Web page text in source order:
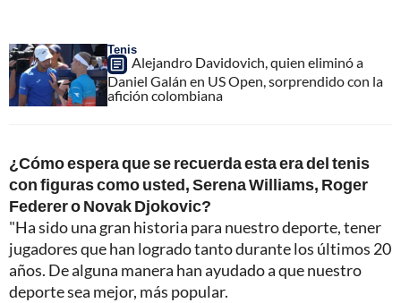
Tenis
Alejandro Davidovich, quien eliminó a
Daniel Galán en US Open, sorprendido con la
afición colombiana
¿Cómo espera que se recuerda esta era del tenis
con figuras como usted, Serena Williams, Roger
Federer o Novak Djokovic?
"Ha sido una gran historia para nuestro deporte, tener
jugadores que han logrado tanto durante los últimos 20
años. De alguna manera han ayudado a que nuestro
deporte sea mejor, más popular.